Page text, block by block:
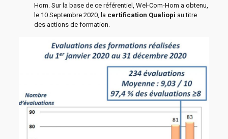
Hom. Sur la base de ce référentiel, Wel-Com-Hom a obtenu,
le 10 Septembre 2020, la certification Qualiopi au titre
des actions de formation.